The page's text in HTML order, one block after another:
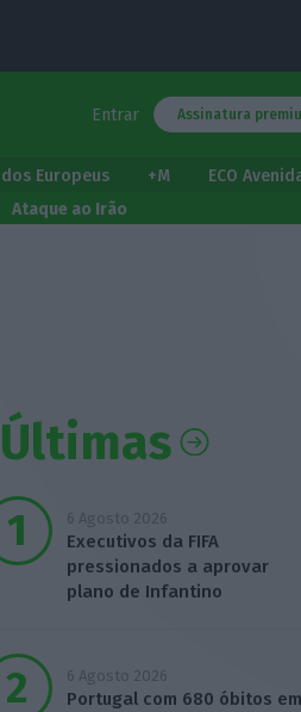
Entrar Assinatura
Europeus +M
ECO
Ataque ao Irão
Últimas
6 Agosto 2026
Executivos da FIFA
pressionados a aprovar
plano de Infantino
6 Agosto 2026
Portugal com 680 óbitos em